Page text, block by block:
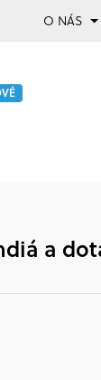
O NÁS
a